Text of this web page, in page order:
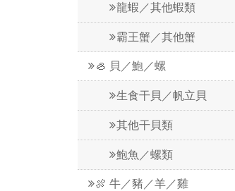
龍蝦／其他蝦類
霸王蟹／其他蟹
🦪 貝／鮑／螺
生食干貝／帆立貝
其他干貝類
鮑魚／螺類
🍖 牛／豬／羊／雞